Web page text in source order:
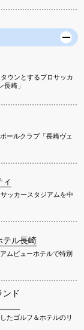
ウンとするプロサッカ
崎」
ールクラブ「長崎ヴェ
ッカースタジアムを中
テル長崎
ムビューホテルで特別
ンド
たゴルフ＆ホテルのリ